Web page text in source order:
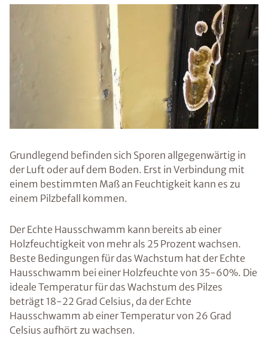
Grundlegend befinden sich Sporen allgegenwärtig in
der Luft oder auf dem Boden. Erst in Verbindung mit
einem bestimmten Maß an Feuchtigkeit kann es zu
einem Pilzbefall kommen.
Der Echte Hausschwamm kann bereits ab einer
Holzfeuchtigkeit von mehr als 25 Prozent wachsen.
Beste Bedingungen für das Wachstum hat der Echte
Hausschwamm bei einer Holzfeuchte von 35-60%. Die
ideale Temperatur für das Wachstum des Pilzes
beträgt 18-22 Grad Celsius, da der Echte
Hausschwamm ab einer Temperatur von 26 Grad
Celsius aufhört zu wachsen.